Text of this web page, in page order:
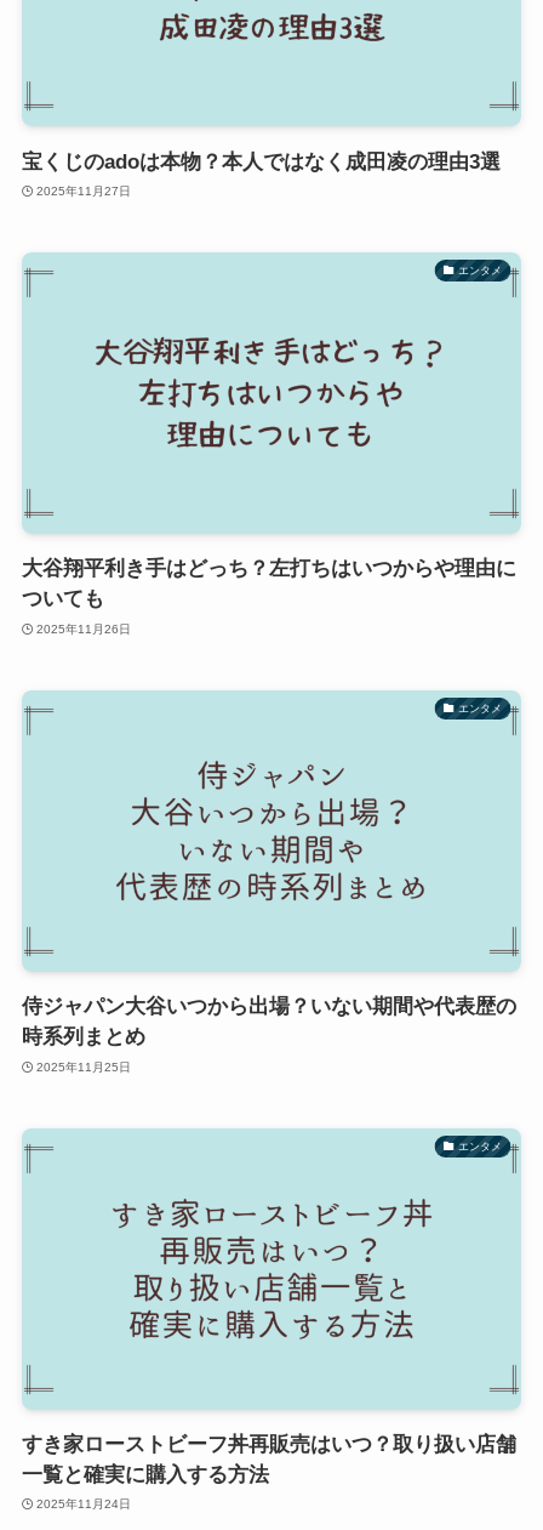
宝くじのadoは本物？本人ではなく成田凌の理由3選
2025年11月27日
エンタメ
大谷翔平利き手はどっち？左打ちはいつからや理由に
ついても
2025年11月26日
エンタメ
侍ジャパン大谷いつから出場？いない期間や代表歴の
時系列まとめ
2025年11月25日
エンタメ
すき家ローストビーフ丼再販売はいつ？取り扱い店舗
一覧と確実に購入する方法
2025年11月24日